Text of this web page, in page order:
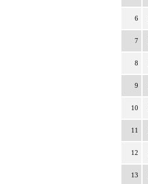
6
7
8
9
10
11
12
13